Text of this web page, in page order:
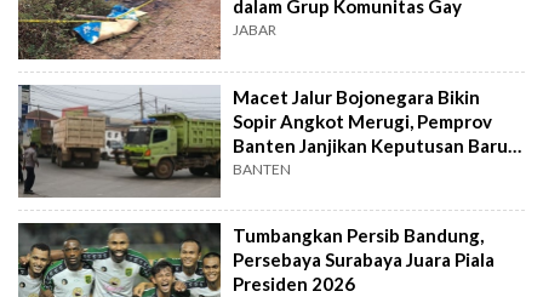
dalam Grup Komunitas Gay
JABAR
Macet Jalur Bojonegara Bikin
Sopir Angkot Merugi, Pemprov
Banten Janjikan Keputusan Baru 4
Hari Lagi
BANTEN
Tumbangkan Persib Bandung,
Persebaya Surabaya Juara Piala
Presiden 2026